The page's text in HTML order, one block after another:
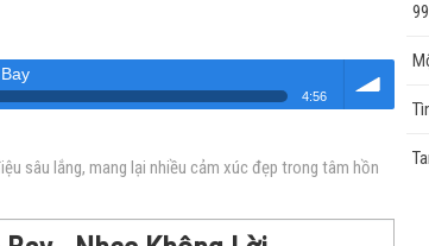
4:56
sâu lắng, mang lại nhiều cảm xúc đẹp trong tâm hồn